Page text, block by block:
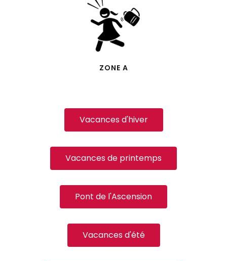
ZONE A
Vacances d'hiver
Vacances de printemps
Pont de l'Ascension
Vacances d'été